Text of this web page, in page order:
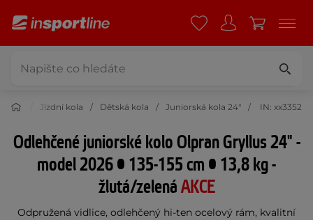
Jízdní kola Dětská kola Juniorská kola 24" IN: xx3352
Odlehčené juniorské kolo Olpran Gryllus 24" -
model 2026 • 135-155 cm • 13,8 kg -
žlutá/zelenáAKCE
Odpružená vidlice, odlehčený hi-ten ocelový rám, kvalitní